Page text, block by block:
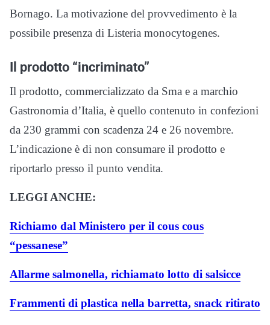
Bornago. La motivazione del provvedimento è la
possibile presenza di Listeria monocytogenes.
Il prodotto “incriminato”
Il prodotto, commercializzato da Sma e a marchio
Gastronomia d’Italia, è quello contenuto in confezioni
da 230 grammi con scadenza 24 e 26 novembre.
L’indicazione è di non consumare il prodotto e
riportarlo presso il punto vendita.
LEGGI ANCHE:
Richiamo dal Ministero per il cous cous
“pessanese”
Allarme salmonella, richiamato lotto di salsicce
Frammenti di plastica nella barretta, snack ritirato